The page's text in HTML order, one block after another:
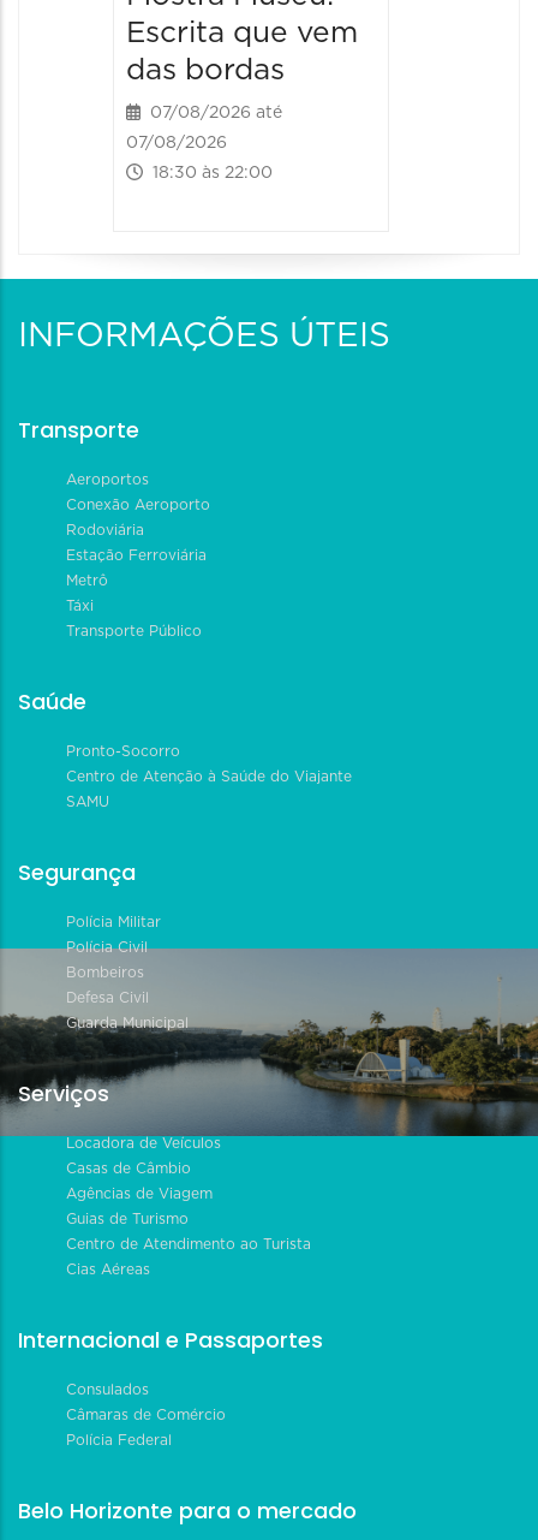
Escrita que vem
das bordas
07/08/2026 até
07/08/2026
18:30 às 22:00
INFORMAÇÕES ÚTEIS
Transporte
Aeroportos
Conexão Aeroporto
Rodoviária
Estação Ferroviária
Metrô
Táxi
Transporte Público
Saúde
Pronto-Socorro
Centro de Atenção à Saúde do Viajante
SAMU
Segurança
Polícia Militar
Polícia Civil
Bombeiros
Defesa Civil
Guarda Municipal
Serviços
Locadora de Veículos
Casas de Câmbio
Agências de Viagem
Guias de Turismo
Centro de Atendimento ao Turista
Cias Aéreas
Internacional e Passaportes
Consulados
Câmaras de Comércio
Polícia Federal
Belo Horizonte para o mercado